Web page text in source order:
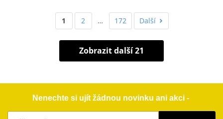
1 2 … 172 Další
Zobrazit další 21
Nenechte si ujít žádnou novinku ani akci -